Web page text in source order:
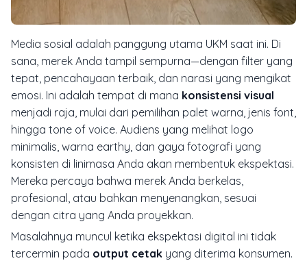
Media sosial adalah panggung utama UKM saat ini. Di
sana, merek Anda tampil sempurna—dengan filter yang
tepat, pencahayaan terbaik, dan narasi yang mengikat
emosi. Ini adalah tempat di mana konsistensi visual
menjadi raja, mulai dari pemilihan palet warna, jenis font,
hingga tone of voice. Audiens yang melihat logo
minimalis, warna earthy, dan gaya fotografi yang
konsisten di linimasa Anda akan membentuk ekspektasi.
Mereka percaya bahwa merek Anda berkelas,
profesional, atau bahkan menyenangkan, sesuai
dengan citra yang Anda proyekkan.
Masalahnya muncul ketika ekspektasi digital ini tidak
tercermin pada output cetak yang diterima konsumen.